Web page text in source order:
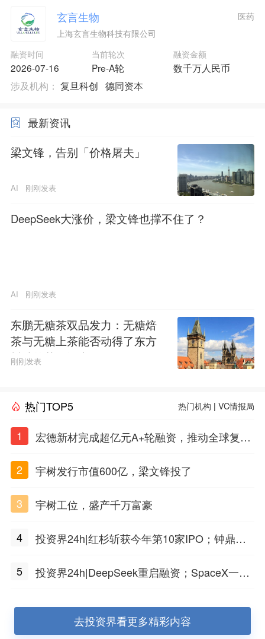
玄言生物
上海玄言生物科技有限公司
融资时间
2026-07-16
当前轮次
Pre-A轮
融资金额
数千万人民币
医药
涉及机构： 复旦科创 德同资本
最新资讯
梁文锋，告别「价格屠夫」
AI 刚刚发表
DeepSeek大涨价，梁文锋也撑不住了？
AI 刚刚发表
东鹏无糖茶双品发力：无糖焙
茶与无糖上茶能否动得了东方
树叶的茶饮江山
刚刚发表
热门TOP5 热门机构 |VC情报局
1
宏德新材完成超亿元A+轮融资，推动全球复合
2
宇树发行市值600亿，梁文锋投了
3 宇树工位，盛产千万富豪
4
投资界24h|红杉斩获今年第10家IPO；钟鼎投
水
5
投资界24h|DeepSeek重启融资；SpaceX一夜
去投资界看更多精彩内容